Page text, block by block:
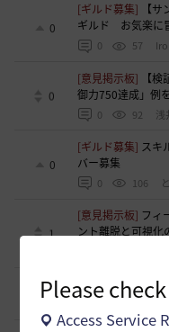
Please
Access Service
0
[ギルド募集]
【
ギルド お気楽に
0 57
0
[意見掲示板]
【
御力750達成」例
0 92 浅
0
[ギルド募集] スキ
バー募集
0 106
1
[意見掲示板] フィ
ント離脱と可視化
2
[ギルド募集]【